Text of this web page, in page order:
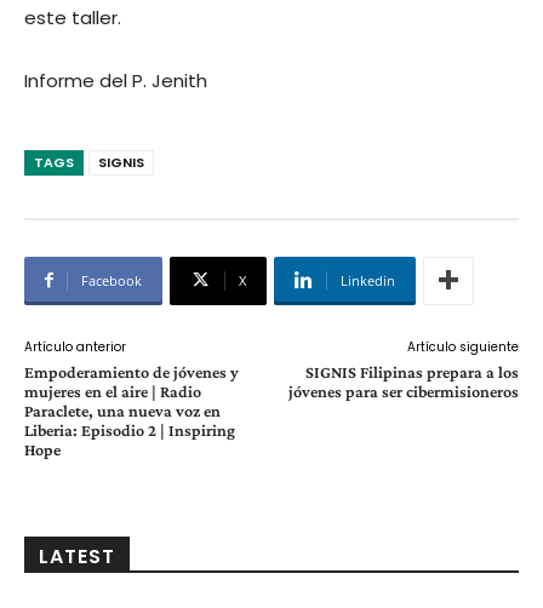
este taller.
Informe del P. Jenith
TAGS SIGNIS
Facebook X Linkedin
Artículo anterior
Empoderamiento de jóvenes y
mujeres en el aire | Radio
Paraclete, una nueva voz en
Liberia: Episodio 2 | Inspiring
Hope
Artículo siguiente
SIGNIS Filipinas prepara a los
jóvenes para ser cibermisioneros
LATEST